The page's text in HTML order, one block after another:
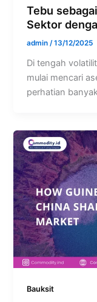
Tebu
Sektor
admin/13/12/2025
Di tengah
mulai mencari
perhatian
Bauksit